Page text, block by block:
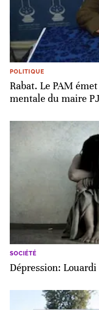
POLITIQUE
Rabat. Le PAM
mentale du maire
SOCIÉTÉ
Dépression: